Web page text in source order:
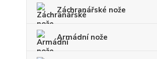
Záchranářské nože
Armádní nože